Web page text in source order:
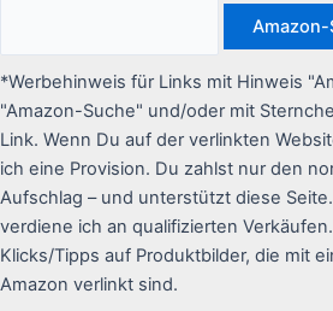
*Werbehinweis für Links mit Hinweis
"Amazon-Suche" und/oder mit
Link. Wenn Du auf der verlinkten
ich eine Provision. Du zahlst nur den
Aufschlag – und unterstützt diese
verdiene ich an qualifizierten
Klicks/Tipps auf Produktbilder, die mit
Amazon verlinkt sind.